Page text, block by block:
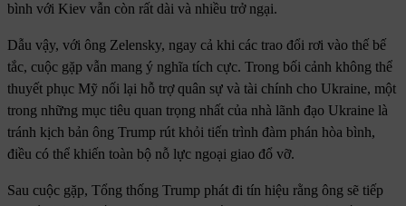
bình với Kiev vẫn còn rất dài và nhiều trở ngại.
Dẫu vậy, với ông Zelensky, ngay cả khi các trao đổi rơi vào thế bế
tắc, cuộc gặp vẫn mang ý nghĩa tích cực. Trong bối cảnh không thể
thuyết phục Mỹ nối lại hỗ trợ quân sự và tài chính cho Ukraine, một
trong những mục tiêu quan trọng nhất của nhà lãnh đạo Ukraine là
tránh kịch bản ông Trump rút khỏi tiến trình đàm phán hòa bình,
điều có thể khiến toàn bộ nỗ lực ngoại giao đổ vỡ.
Sau cuộc gặp, Tổng thống Trump phát đi tín hiệu rằng ông sẽ tiếp